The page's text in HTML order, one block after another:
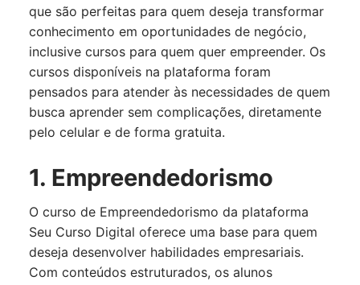
que são perfeitas para quem deseja transformar
conhecimento em oportunidades de negócio,
inclusive cursos para quem quer empreender. Os
cursos disponíveis na plataforma foram
pensados para atender às necessidades de quem
busca aprender sem complicações, diretamente
pelo celular e de forma gratuita.
1. Empreendedorismo
O curso de Empreendedorismo da plataforma
Seu Curso Digital oferece uma base para quem
deseja desenvolver habilidades empresariais.
Com conteúdos estruturados, os alunos